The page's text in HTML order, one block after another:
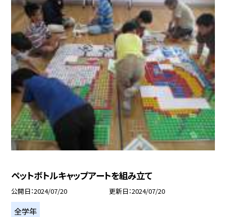
ペットボトルキャップアートを組み立て
公開日 2024/07/20 更新日 2024/07/20
全学年